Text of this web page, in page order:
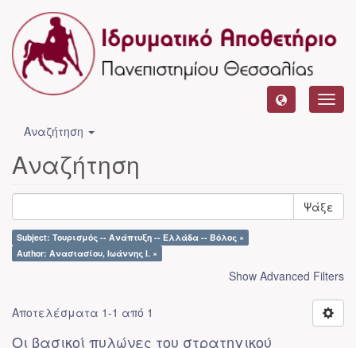
Αναζήτηση
Αναζήτηση
Ψάξε
Subject: Τουρισμός -- Ανάπτυξη -- Ελλάδα -- Βόλος ×
Author: Αναστασίου, Ιωάννης Ι. ×
Show Advanced Filters
Αποτελέσματα 1-1 από 1
Οι βασικοί πυλώνες του στρατηγικού